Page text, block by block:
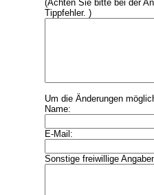
(Achten Sie bitte bei der
Tippfehler. )
Um die Änderungen
Name:
E-Mail:
Sonstige freiwillige